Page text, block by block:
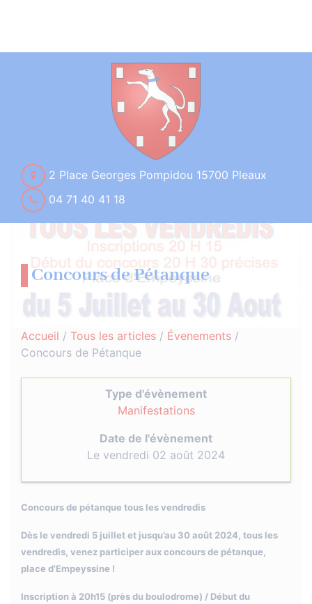
2 Place Georges Pompidou 15700 Pleaux
04 71 40 41 18
Concours de Pétanque
Accueil / Tous les articles / Évenements /
Concours de Pétanque
Type d'évènement
Manifestations
Date de l'évènement
Le vendredi 02 août 2024
Concours de pétanque tous les vendredis
Dès le vendredi 5 juillet et jusqu’au 30 août 2024, tous les
vendredis, venez participer aux concours de pétanque,
place d’Empeyssine !
Inscription à 20h15 (près du boulodrome) / Début du